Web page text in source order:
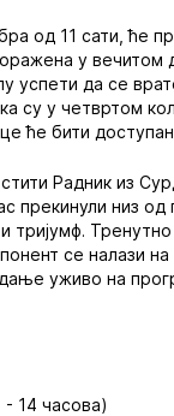
од 11 сати, ће
у вечитом
успети да се
су у четвртом
ће бити
Радник из
прекинули низ
се налази
уживо на
14 часова)